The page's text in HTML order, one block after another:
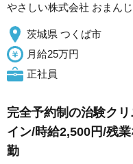
やさしい株式会社 おまん
茨城県 つくば市
月給25万円
正社員
完全予約制の治験ク
イン/時給2,500円/残
勤